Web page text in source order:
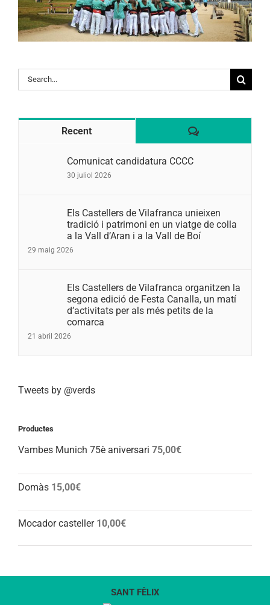
Search
for:
Recent Comentaris
Comunicat candidatura CCCC
30 juliol 2026
Els Castellers de Vilafranca unieixen
tradició i patrimoni en un viatge de colla
a la Vall d’Aran i a la Vall de Boí
29 maig 2026
Els Castellers de Vilafranca organitzen la
segona edició de Festa Canalla, un matí
d’activitats per als més petits de la
comarca
21 abril 2026
Tweets by @verds
Productes
Vambes Munich 75è aniversari 75,00€
Domàs 15,00€
Mocador casteller 10,00€
SANT FÈLIX